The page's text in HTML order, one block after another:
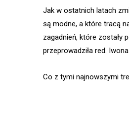
Jak w ostatnich latach
są modne, a które tracą
zagadnień, które zostały
przeprowadziła red.
Co z tymi najnowszymi